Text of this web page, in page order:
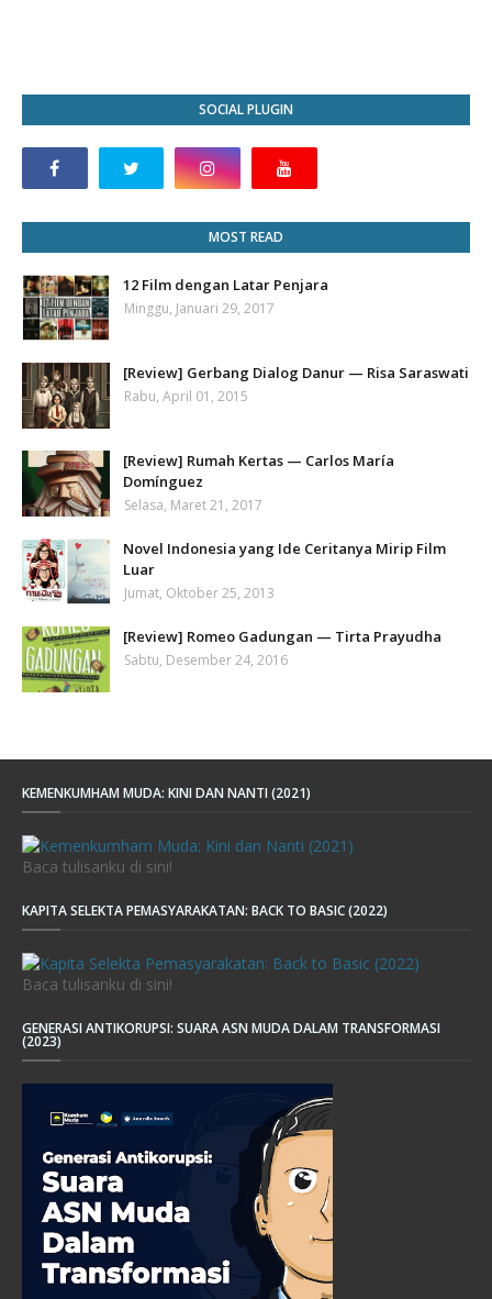
SOCIAL PLUGIN
MOST READ
12 Film dengan Latar Penjara
Minggu, Januari 29, 2017
[Review] Gerbang Dialog Danur — Risa Saraswati
Rabu, April 01, 2015
[Review] Rumah Kertas — Carlos María
Domínguez
Selasa, Maret 21, 2017
Novel Indonesia yang Ide Ceritanya Mirip Film
Luar
Jumat, Oktober 25, 2013
[Review] Romeo Gadungan — Tirta Prayudha
Sabtu, Desember 24, 2016
KEMENKUMHAM MUDA: KINI DAN NANTI (2021)
Baca tulisanku di sini!
KAPITA SELEKTA PEMASYARAKATAN: BACK TO BASIC (2022)
Baca tulisanku di sini!
GENERASI ANTIKORUPSI: SUARA ASN MUDA DALAM TRANSFORMASI
(2023)